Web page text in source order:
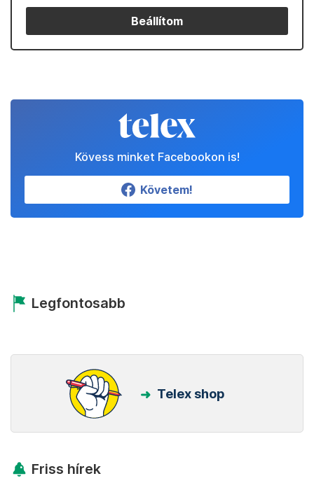
Beállítom
Kövess minket Facebookon is!
Követem!
Legfontosabb
Telex shop
Friss hírek